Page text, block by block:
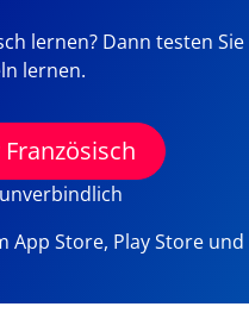
lernen? Dann testen
lernen.
App Store, Play Store